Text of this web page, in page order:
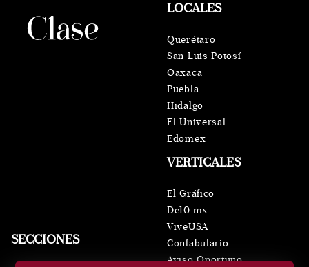
SECCIONES
VERTICALES
El Gráfico
De10.mx
ViveUSA
Confabulario
Aviso Oportuno
LOCALES
Querétaro
San Luis Potosí
Oaxaca
Puebla
Hidalgo
El Universal
Edomex